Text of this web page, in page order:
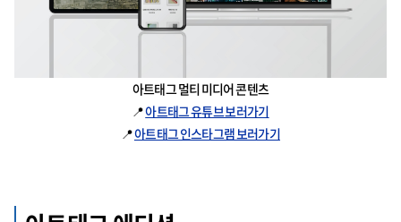
아트태그 멀티 미디어 콘텐츠
📍아트태그 유튜브 보러가기
📍아트태그 인스타그램 보러가기